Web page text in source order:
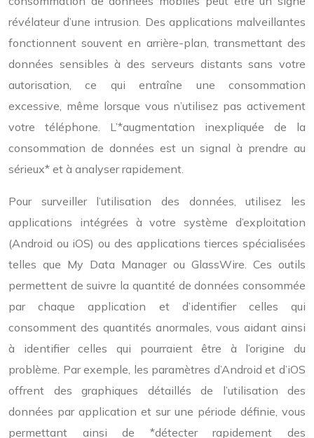
révélateur d’une intrusion. Des applications malveillantes
fonctionnent souvent en arrière-plan, transmettant des
données sensibles à des serveurs distants sans votre
autorisation, ce qui entraîne une consommation
excessive, même lorsque vous n’utilisez pas activement
votre téléphone. L’*augmentation inexpliquée de la
consommation de données est un signal à prendre au
sérieux* et à analyser rapidement.
Pour surveiller l’utilisation des données, utilisez les
applications intégrées à votre système d’exploitation
(Android ou iOS) ou des applications tierces spécialisées
telles que My Data Manager ou GlassWire. Ces outils
permettent de suivre la quantité de données consommée
par chaque application et d’identifier celles qui
consomment des quantités anormales, vous aidant ainsi
à identifier celles qui pourraient être à l’origine du
problème. Par exemple, les paramètres d’Android et d’iOS
offrent des graphiques détaillés de l’utilisation des
données par application et sur une période définie, vous
permettant ainsi de *détecter rapidement des